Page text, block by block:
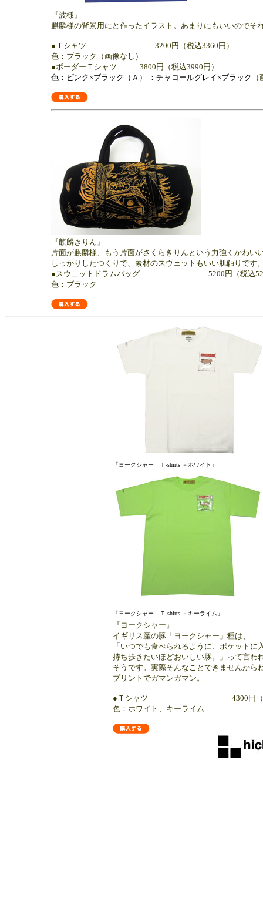
『波様』
麒麟様の背景用にと作ったイラスト。あまりにもいいので
●Ｔシャツ 3200円（税込3360円）
色：ブラック（画像なし）
●ボーダーＴシャツ 3800円（税込3990円）
色：ピンク×ブラック（Ａ） ：チャコールグレイ×ブラック
『麒麟きりん』
片面が麒麟様、もう片面がさくらきりんという力強くかわい
しっかりしたつくりで、素材のスウェットもいい肌触りです
●スウェットドラムバッグ 5200円（税込
色：ブラック
「ヨークシャー Ｔ-shirts －ホワイト」
「ヨークシャー Ｔ-shirts －キーライム」
『ヨークシャー』
イギリス産の豚「ヨークシャー」種は、
「いつでも食べられるように、ポケットに
持ち歩きたいほどおいしい豚。」って言わ
そうです。実際そんなことできませんから
プリントでガマンガマン。
●Ｔシャツ 4300円（税込
色：ホワイト、キーライム